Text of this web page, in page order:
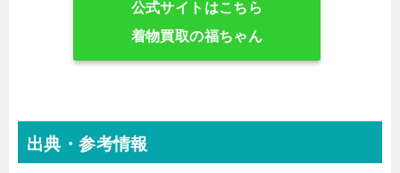
公式サイトはこちら
着物買取の福ちゃん
出典・参考情報